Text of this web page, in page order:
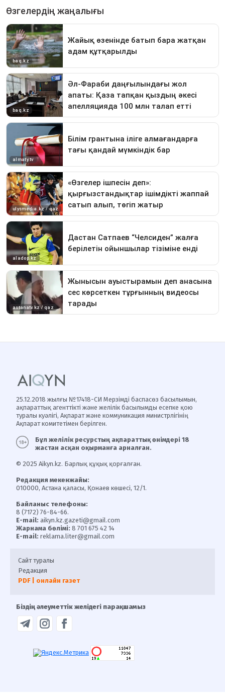
25.12.2018 жылғы №17418-СИ Мерзімді баспасөз басылымын,
ақпараттық агенттікті және желілік басылымды есепке қою
туралы куәлігі, Ақпарат және коммуникация министрлігінің
Ақпарат комитетімен берілген.
Бұл желілік ресурстың ақпараттық өнімдері 18
жастан асқан оқырманға арналған.
© 2025 Aikyn.kz. Барлық құқық қорғалған.
Редакция мекенжайы:
010000, Астана қаласы, Қонаев көшесі, 12/1.
Байланыс телефоны:
8 (7172) 76-84-66.
E-mail: aikyn.kz.gazeti@gmail.com
Жарнама бөлімі: 8 701 675 42 14
E-mail: reklama.liter@gmail.com
Сайт туралы
Редакция
PDF | онлайн газет
Біздің әлеуметтік желідегі парақшамыз